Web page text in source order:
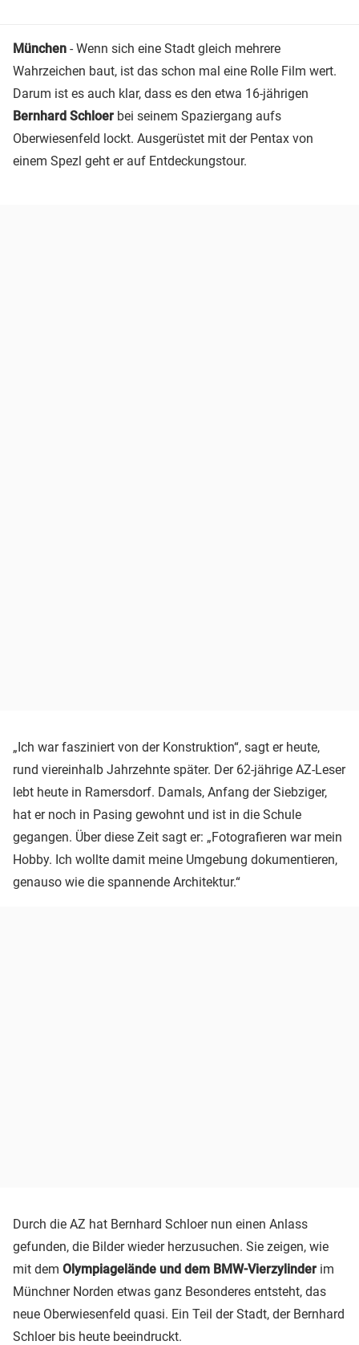
München - Wenn sich eine Stadt gleich mehrere
Wahrzeichen baut, ist das schon mal eine Rolle Film wert.
Darum ist es auch klar, dass es den etwa 16-jährigen
Bernhard Schloer bei seinem Spaziergang aufs
Oberwiesenfeld lockt. Ausgerüstet mit der Pentax von
einem Spezl geht er auf Entdeckungstour.
„Ich war fasziniert von der Konstruktion“, sagt er heute,
rund viereinhalb Jahrzehnte später. Der 62-jährige AZ-Leser
lebt heute in Ramersdorf. Damals, Anfang der Siebziger,
hat er noch in Pasing gewohnt und ist in die Schule
gegangen. Über diese Zeit sagt er: „Fotografieren war mein
Hobby. Ich wollte damit meine Umgebung dokumentieren,
genauso wie die spannende Architektur.“
Durch die AZ hat Bernhard Schloer nun einen Anlass
gefunden, die Bilder wieder herzusuchen. Sie zeigen, wie
mit dem Olympiagelände und dem BMW-Vierzylinder im
Münchner Norden etwas ganz Besonderes entsteht, das
neue Oberwiesenfeld quasi. Ein Teil der Stadt, der Bernhard
Schloer bis heute beeindruckt.